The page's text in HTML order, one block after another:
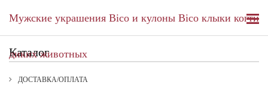
Мужские украшения Bico и кулоны Bico клыки когти
диких животных
Каталог
ДОСТАВКА/ОПЛАТА